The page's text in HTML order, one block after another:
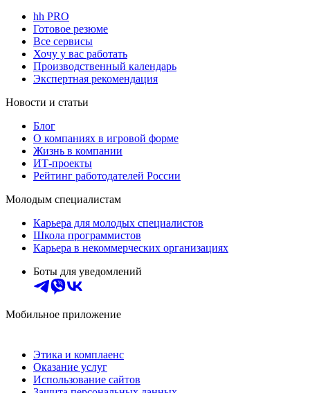
hh PRO
Готовое резюме
Все сервисы
Хочу у вас работать
Производственный календарь
Экспертная рекомендация
Новости и статьи
Блог
О компаниях в игровой форме
Жизнь в компании
ИТ-проекты
Рейтинг работодателей России
Молодым специалистам
Карьера для молодых специалистов
Школа программистов
Карьера в некоммерческих организациях
Боты для уведомлений
Мобильное приложение
Этика и комплаенс
Оказание услуг
Использование сайтов